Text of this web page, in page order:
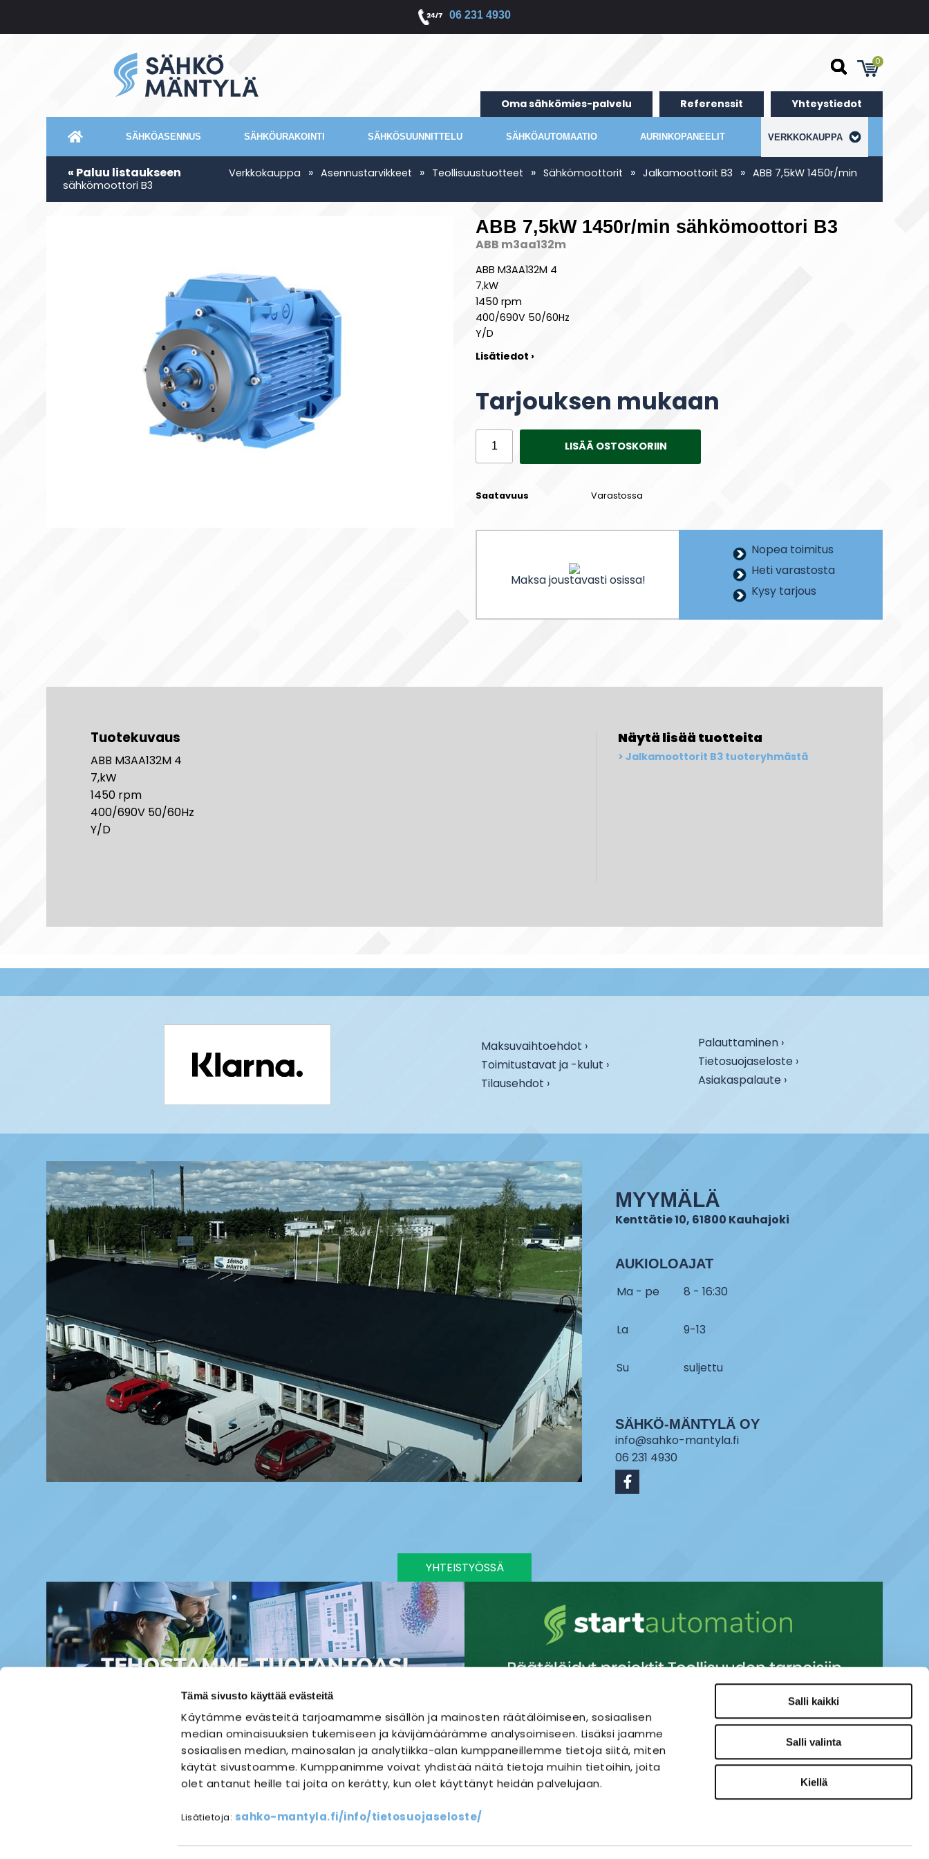
Tämä sivusto käyttää evästeitä
Käytämme evästeitä tarjoamamme sisällön ja mainosten räätälöimiseen, sosiaalisen
median ominaisuuksien tukemiseen ja kävijämäärämme analysoimiseen. Lisäksi jaamme
sosiaalisen median, mainosalan ja analytiikka-alan kumppaneillemme tietoja siitä, miten
käytät sivustoamme. Kumppanimme voivat yhdistää näitä tietoja muihin tietoihin, joita
olet antanut heille tai joita on kerätty, kun olet käyttänyt heidän palvelujaan.
Lisätietoja: sahko-mantyla.fi/info/tietosuojaseloste/
Salli kaikki
Salli valinta
Kiellä
06 231 4930
0
Oma sähkömies-palvelu Referenssit Yhteystiedot
SÄHKÖASENNUS SÄHKÖURAKOINTI SÄHKÖSUUNNITTELU SÄHKÖAUTOMAATIO AURINKOPANEELIT VERKKOKAUPPA
« Paluu listaukseen Verkkokauppa » Asennustarvikkeet » Teollisuustuotteet » Sähkömoottorit » Jalkamoottorit B3 » ABB 7,5kW 1450r/min
sähkömoottori B3
ABB 7,5kW 1450r/min sähkömoottori B3
ABB m3aa132m
ABB M3AA132M 4
7,kW
1450 rpm
400/690V 50/60Hz
Y/D
Lisätiedot ›
Tarjouksen mukaan
LISÄÄ OSTOSKORIIN
Saatavuus Varastossa
Maksa joustavasti osissa!
Nopea toimitus
Heti varastosta
Kysy tarjous
Tuotekuvaus
ABB M3AA132M 4
7,kW
1450 rpm
400/690V 50/60Hz
Y/D
Näytä lisää tuotteita
Jalkamoottorit B3 tuoteryhmästä
Maksuvaihtoehdot ›
Toimitustavat ja -kulut ›
Tilausehdot ›
Palauttaminen ›
Tietosuojaseloste ›
Asiakaspalaute ›
MYYMÄLÄ
Kenttätie 10, 61800 Kauhajoki
AUKIOLOAJAT
Ma - pe 8 - 16:30
La 9-13
Su suljettu
SÄHKÖ-MÄNTYLÄ OY
info@sahko-mantyla.fi
06 231 4930
YHTEISTYÖSSÄ
SÄHKÖASENNUS SÄHKÖURAKOINTI SÄHKÖSUUNNITTELU VERKKOKAUPPA
Referenssit Yhteystiedot